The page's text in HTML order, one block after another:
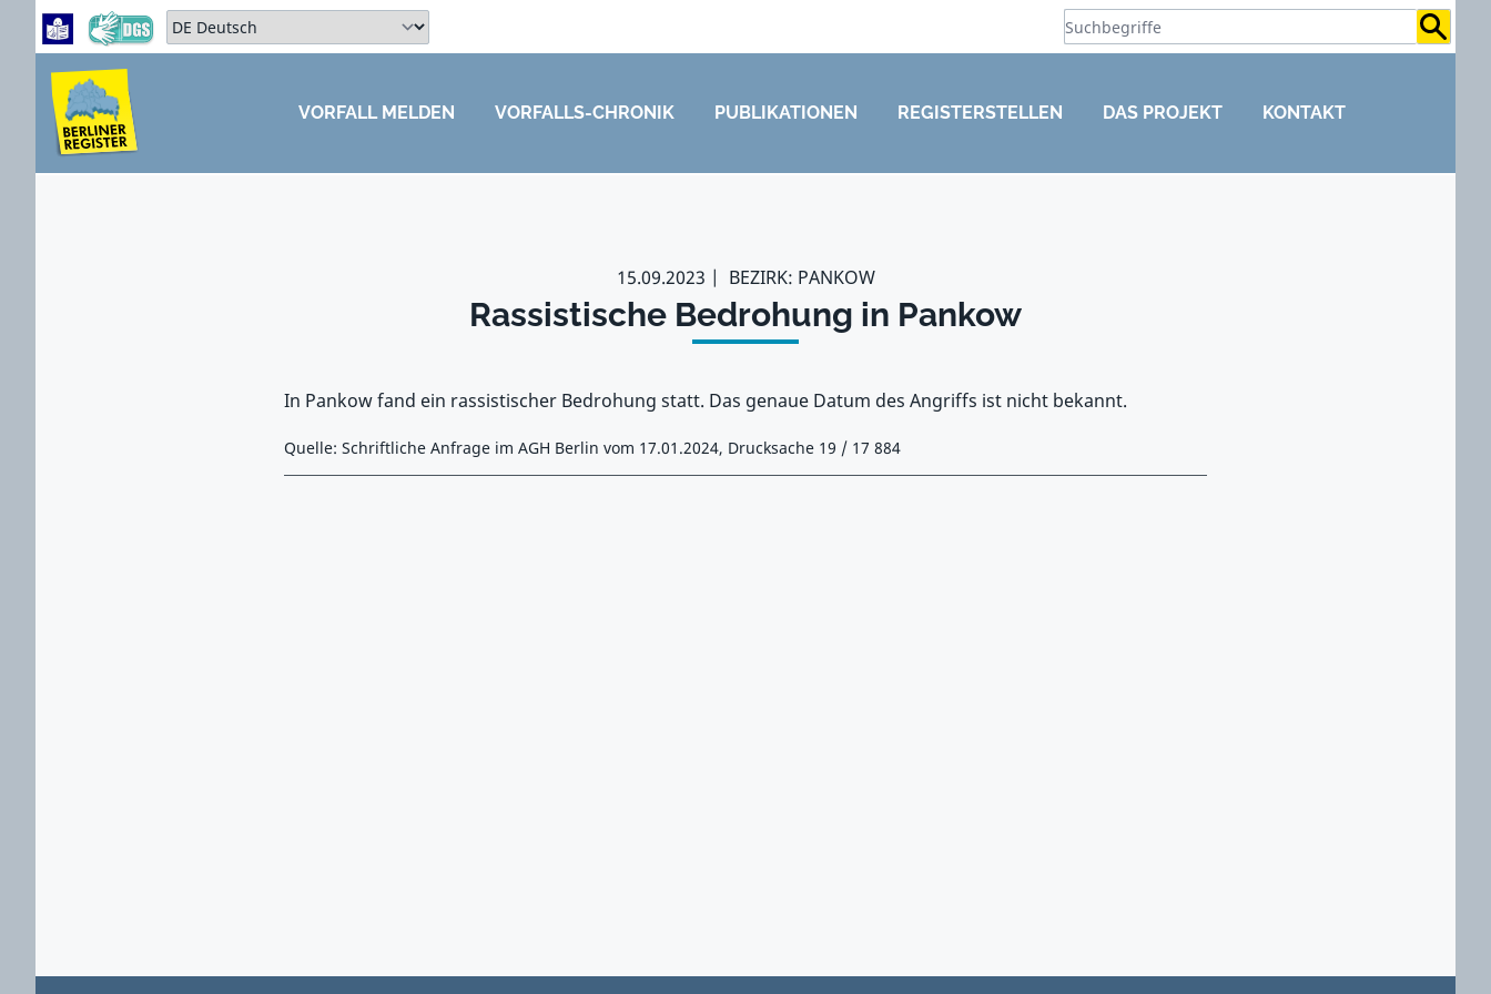
Zum Hauptbereich springen
Zum Hauptmenü springen
Sprache auswählen:
ZUM HAUPTBEREICH SPRINGEN
VORFALL MELDEN VORFALLS-CHRONIK PUBLIKATIONEN REGISTERSTELLEN DAS PROJEKT KONTAKT
15.09.2023 BEZIRK: PANKOW
Rassistische Bedrohung in Pankow
In Pankow fand ein rassistischer Bedrohung statt. Das genaue Datum des Angriffs ist nicht bekannt.
Quelle: Schriftliche Anfrage im AGH Berlin vom 17.01.2024, Drucksache 19 / 17 884